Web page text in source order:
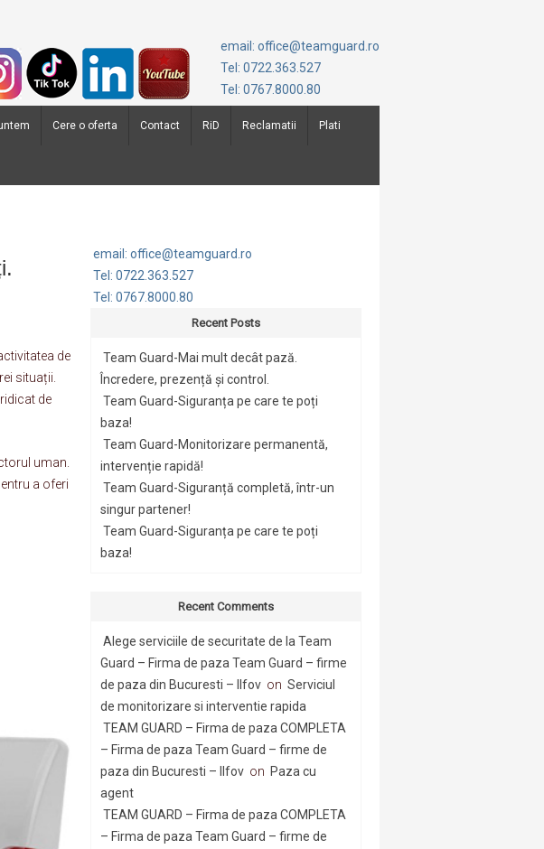
email: office@teamguard.ro
Tel: 0722.363.527
Tel: 0767.8000.80
Cere o oferta Contact RiD Reclamatii Plati
de
situații.
de
uman.
a oferi
email: office@teamguard.ro
Tel: 0722.363.527
Tel: 0767.8000.80
Recent Posts
Team Guard-Mai mult decât pază.
Încredere, prezență și control.
Team Guard-Siguranța pe care te poți
baza!
Team Guard-Monitorizare permanentă,
intervenție rapidă!
Team Guard-Siguranță completă, într-un
singur partener!
Team Guard-Siguranța pe care te poți
baza!
Recent Comments
Alege serviciile de securitate de la Team
Guard – Firma de paza Team Guard – firme
de paza din Bucuresti – Ilfov on Serviciul
de monitorizare si interventie rapida
TEAM GUARD – Firma de paza COMPLETA
– Firma de paza Team Guard – firme de
paza din Bucuresti – Ilfov on Paza cu
agent
TEAM GUARD – Firma de paza COMPLETA
– Firma de paza Team Guard – firme de